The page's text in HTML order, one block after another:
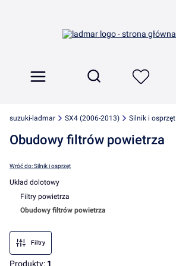
Menu Otwórz wyszukiwarkę
Szukaj Ulubione
suzuki-ladmar SX4 (2006-2013) Silnik i osprzęt
Obudowy filtrów powietrza
Wróć do: Silnik i osprzęt
Układ dolotowy
Filtry powietrza
Obudowy filtrów powietrza
Filtry
Produkty: 1